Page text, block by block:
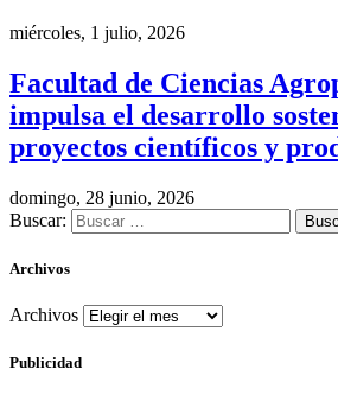
miércoles, 1 julio, 2026
Facultad de Ciencias
impulsa el desarrollo
proyectos científicos y
domingo, 28 junio, 2026
Buscar:
Archivos
Archivos
Publicidad